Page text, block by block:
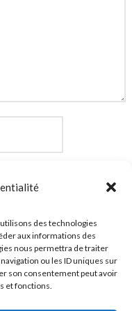
des technologies
aux informations des
nous permettra de traiter
ou les ID uniques sur
son consentement peut avoir
et fonctions.
et mon site dans
commentaire.